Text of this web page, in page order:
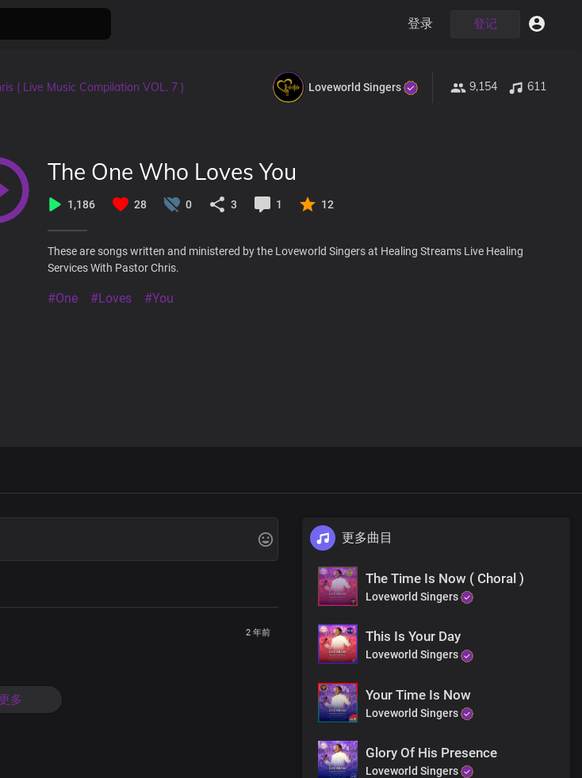
登录 登记
( Live Music Compilation VOL. 7 ) Loveworld Singers 9,154 611
The One Who Loves You
1,186 28 0 3 1 12
These are songs written and ministered by the Loveworld Singers at Healing Streams Live Healing
Services With Pastor Chris.
#One #Loves #You
2 年前
多
更多曲目
The Time Is Now ( Choral )
Loveworld Singers
This Is Your Day
Loveworld Singers
Your Time Is Now
Loveworld Singers
Glory Of His Presence
Loveworld Singers